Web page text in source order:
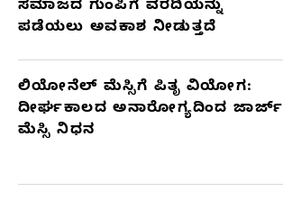
ಸಮಾಜದ ಗುಂಪಿಗೆ ವರದಿಯನ್ನು
ಪಡೆಯಲು ಅವಕಾಶ ನೀಡುತ್ತದೆ
ಲಿಯೋನೆಲ್ ಮೆಸ್ಸಿಗೆ ಪಿತೃ ವಿಯೋಗ:
ದೀರ್ಘಕಾಲದ ಅನಾರೋಗ್ಯದಿಂದ ಜಾರ್ಜ್
ಮೆಸ್ಸಿ ನಿಧನ